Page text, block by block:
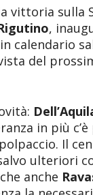
vittoria sulla
,
in calendario
del
in più c’è
Il
ulteriori
anche